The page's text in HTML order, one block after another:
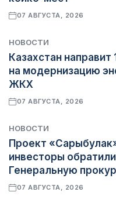
07 АВГУСТА, 2026
НОВОСТИ
Казахстан направит
на модернизацию
ЖКХ
07 АВГУСТА, 2026
НОВОСТИ
Проект
инвесторы
Генеральную
07 АВГУСТА, 2026